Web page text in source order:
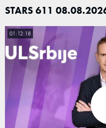
STARS 611
01:12:18